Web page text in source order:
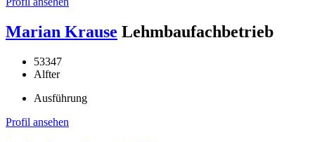
Marian Krause Lehmbaufachbetrieb
53347
Alfter
Ausführung
Profil ansehen